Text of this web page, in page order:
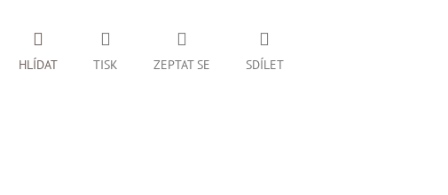
TISK ZEPTAT SE
HLÍDAT SDÍLET